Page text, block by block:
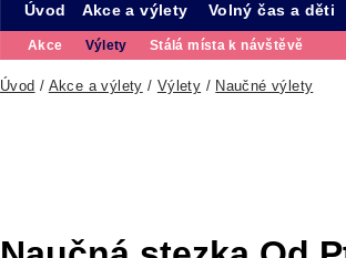
Úvod Akce a výlety
Akce Výlety Stálá místa k návštěvě
Volný čas a děti
Úvod / Akce a výlety / Výlety / Naučné výlety